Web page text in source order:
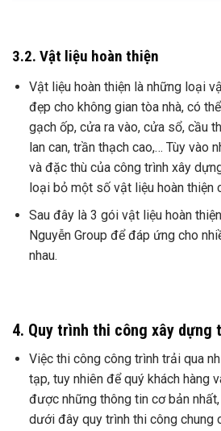
3.2. Vật liệu hoàn thiện
Vật liệu hoàn thiện là những loại
đẹp cho không gian tòa nhà, có
gạch ốp, cửa ra vào, cửa sổ, cầu
lan can, trần thạch cao,… Tùy vào
và đặc thù của công trình xây
loại bỏ một số vật liệu hoàn thiện
Sau đây là 3 gói vật liệu hoàn
Nguyễn Group để đáp ứng cho
nhau.
4. Quy trình thi công xây dựng
Việc thi công công trình trải qua
tạp, tuy nhiên để quý khách hàng
được những thông tin cơ bản
dưới đây quy trình thi công chung